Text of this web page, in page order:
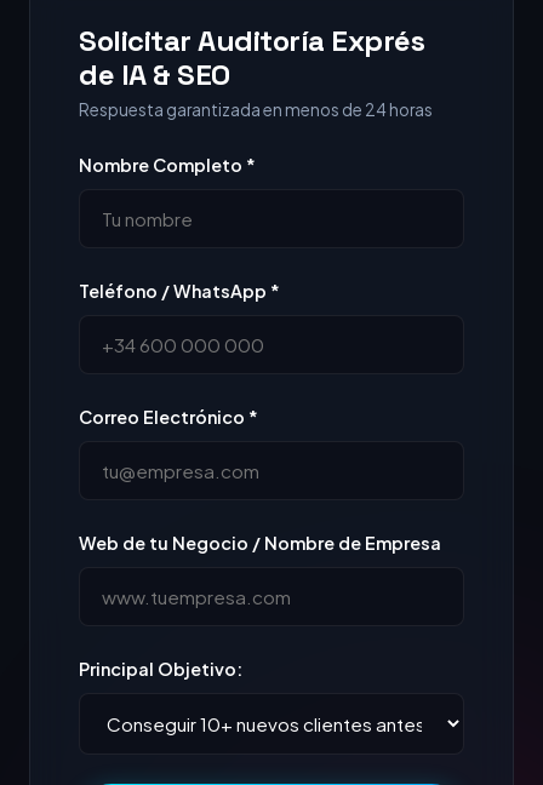
Solicitar Auditoría Exprés
de IA & SEO
Respuesta garantizada en menos de 24 horas
Nombre Completo *
Teléfono / WhatsApp *
Correo Electrónico *
Web de tu Negocio / Nombre de Empresa
Principal Objetivo: